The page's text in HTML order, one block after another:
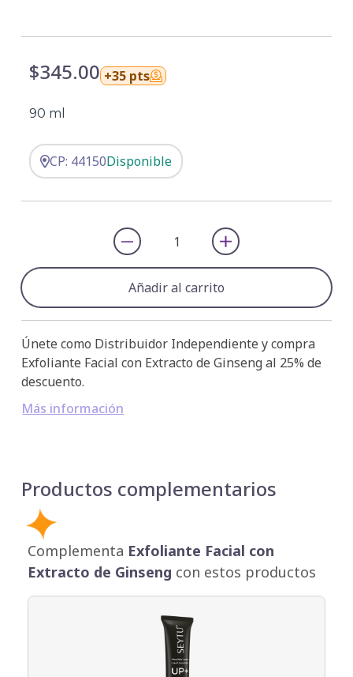
$345.00 +35 pts
90 ml
CP: 44150Disponible
Añadir al carrito
Únete como Distribuidor Independiente y compra
Exfoliante Facial con Extracto de Ginseng al 25% de
descuento.
Más información
Productos complementarios
Complementa Exfoliante Facial con
Extracto de Ginseng con estos productos